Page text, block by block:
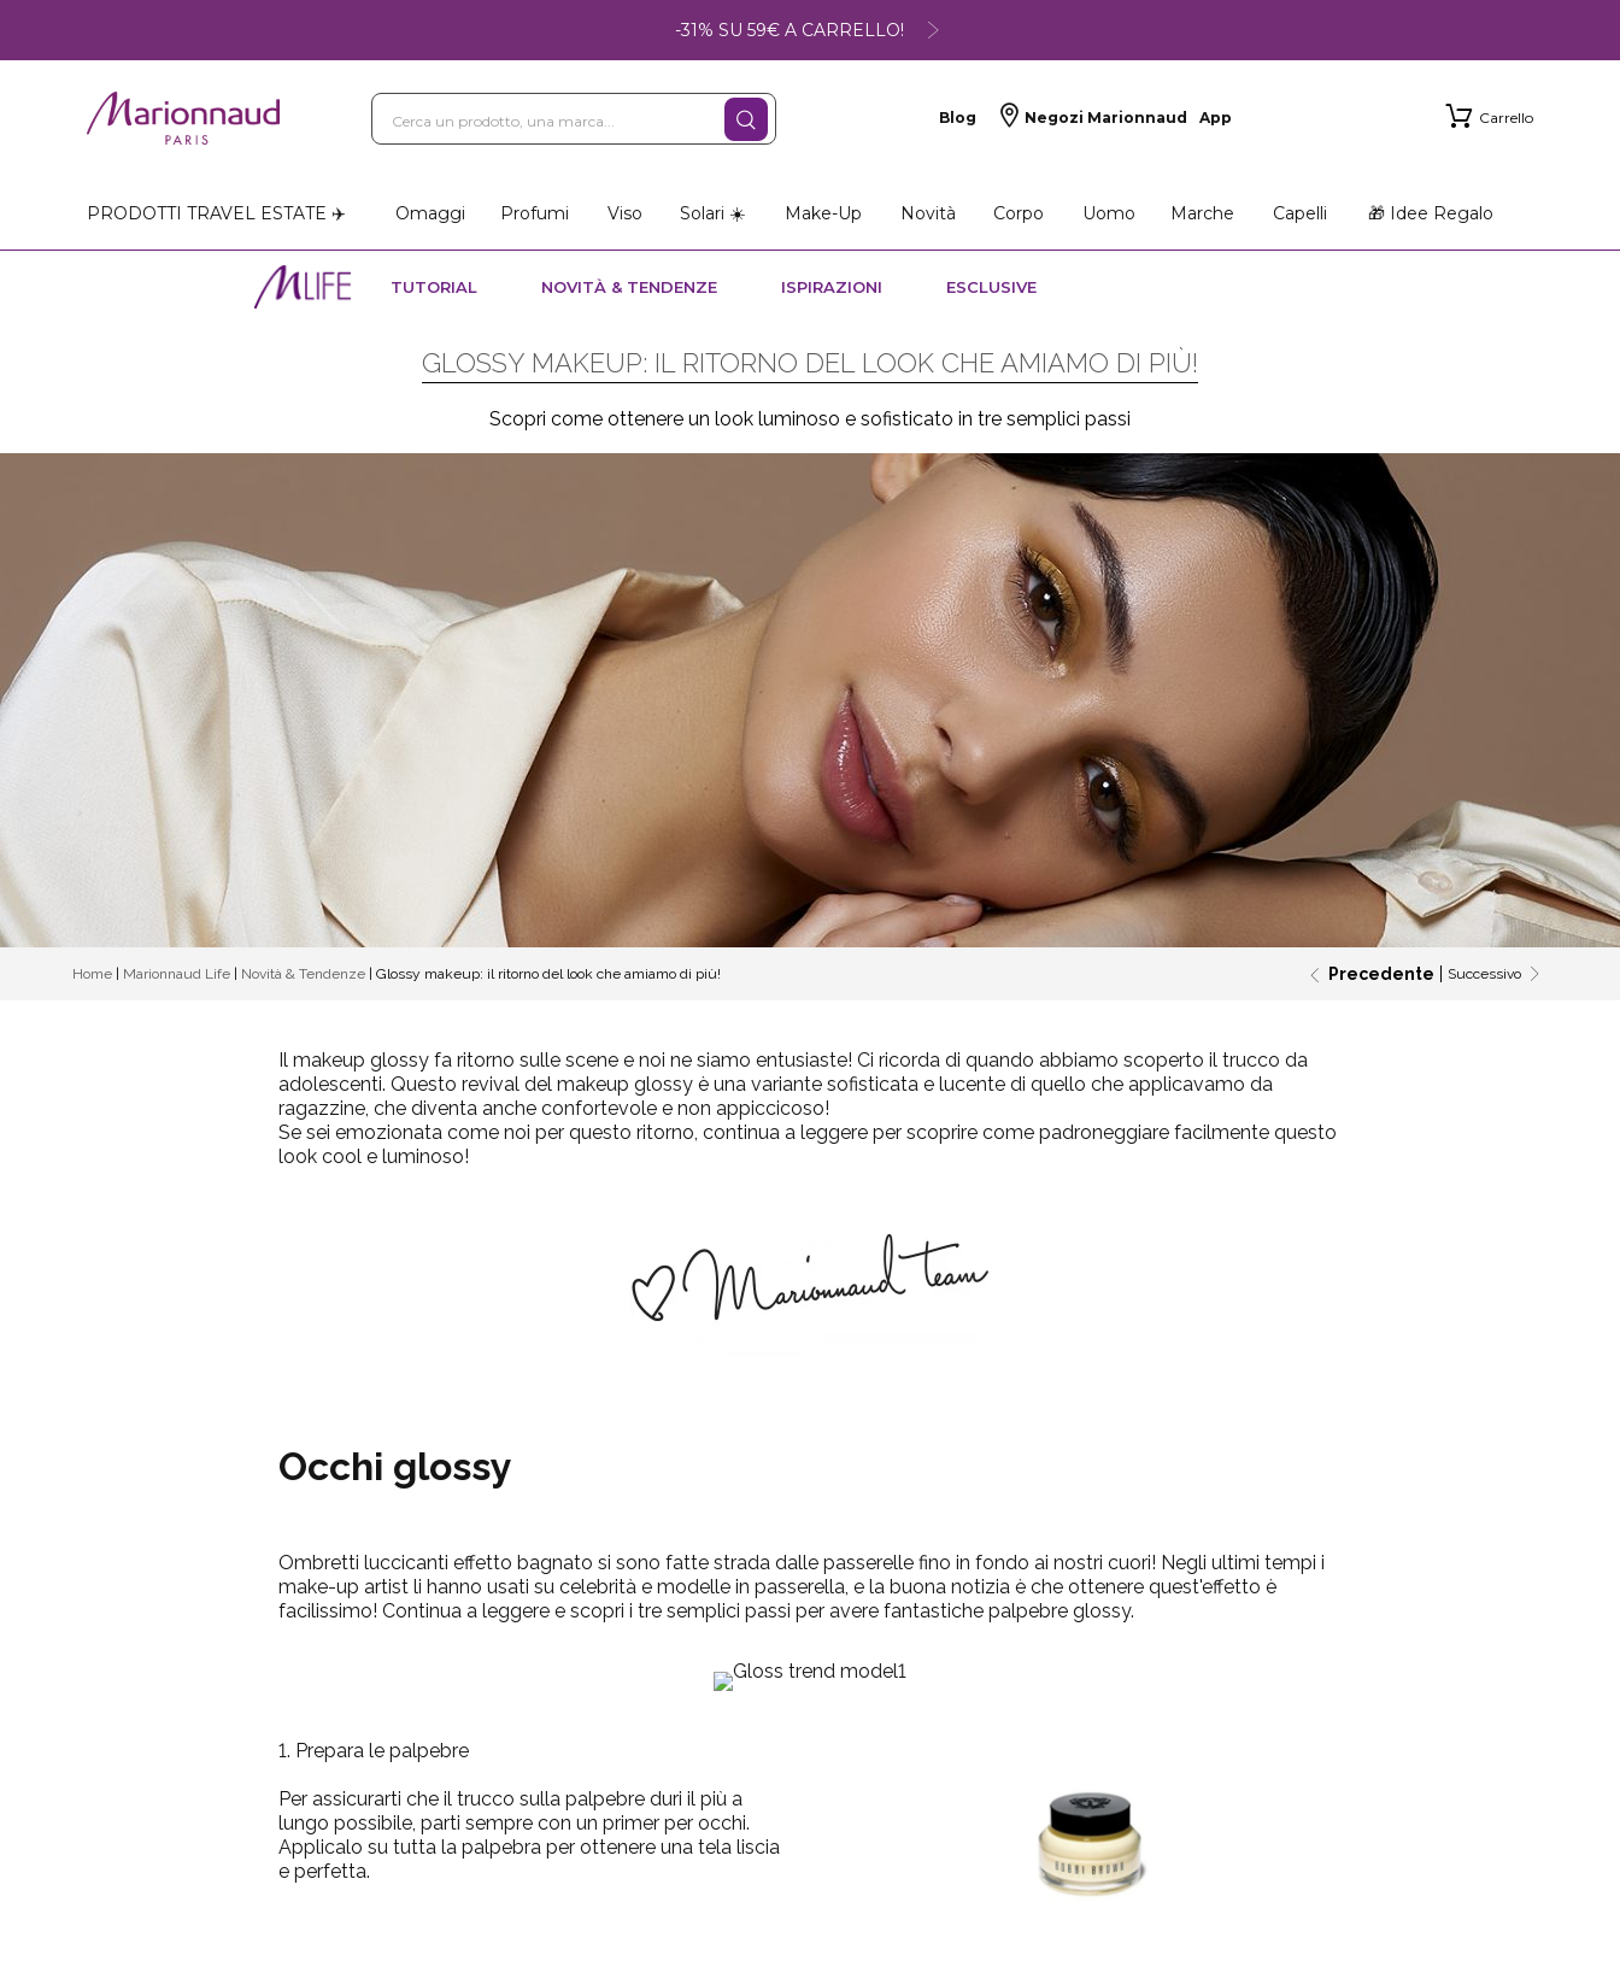
-31% SU 59€ A CARRELLO!
Blog Negozi Marionnaud App Carrello
PRODOTTI TRAVEL ESTATE ✈️ Omaggi Profumi Viso Solari ☀️ Make-Up Novità Corpo Uomo Marche Capelli 🎁 Idee Regalo
TUTORIAL NOVITÀ & TENDENZE ISPIRAZIONI ESCLUSIVE
GLOSSY MAKEUP: IL RITORNO DEL LOOK CHE AMIAMO DI PIÙ!
Scopri come ottenere un look luminoso e sofisticato in tre semplici passi
Home Marionnaud Life Novità & Tendenze Glossy makeup: il ritorno del look che amiamo di più! Precedente Successivo
Il makeup glossy fa ritorno sulle scene e noi ne siamo entusiaste! Ci ricorda di quando abbiamo scoperto il trucco da
adolescenti. Questo revival del makeup glossy è una variante sofisticata e lucente di quello che applicavamo da
ragazzine, che diventa anche confortevole e non appiccicoso!
Se sei emozionata come noi per questo ritorno, continua a leggere per scoprire come padroneggiare facilmente questo
look cool e luminoso!
Occhi glossy
Ombretti luccicanti effetto bagnato si sono fatte strada dalle passerelle fino in fondo ai nostri cuori! Negli ultimi tempi i
make-up artist li hanno usati su celebrità e modelle in passerella, e la buona notizia è che ottenere quest'effetto è
facilissimo! Continua a leggere e scopri i tre semplici passi per avere fantastiche palpebre glossy.
1. Prepara le palpebre
Per assicurarti che il trucco sulla palpebre duri il più a
lungo possibile, parti sempre con un primer per occhi.
Applicalo su tutta la palpebra per ottenere una tela liscia
e perfetta.